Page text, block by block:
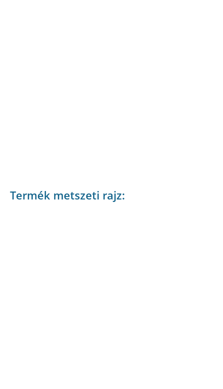
Termék metszeti rajz: